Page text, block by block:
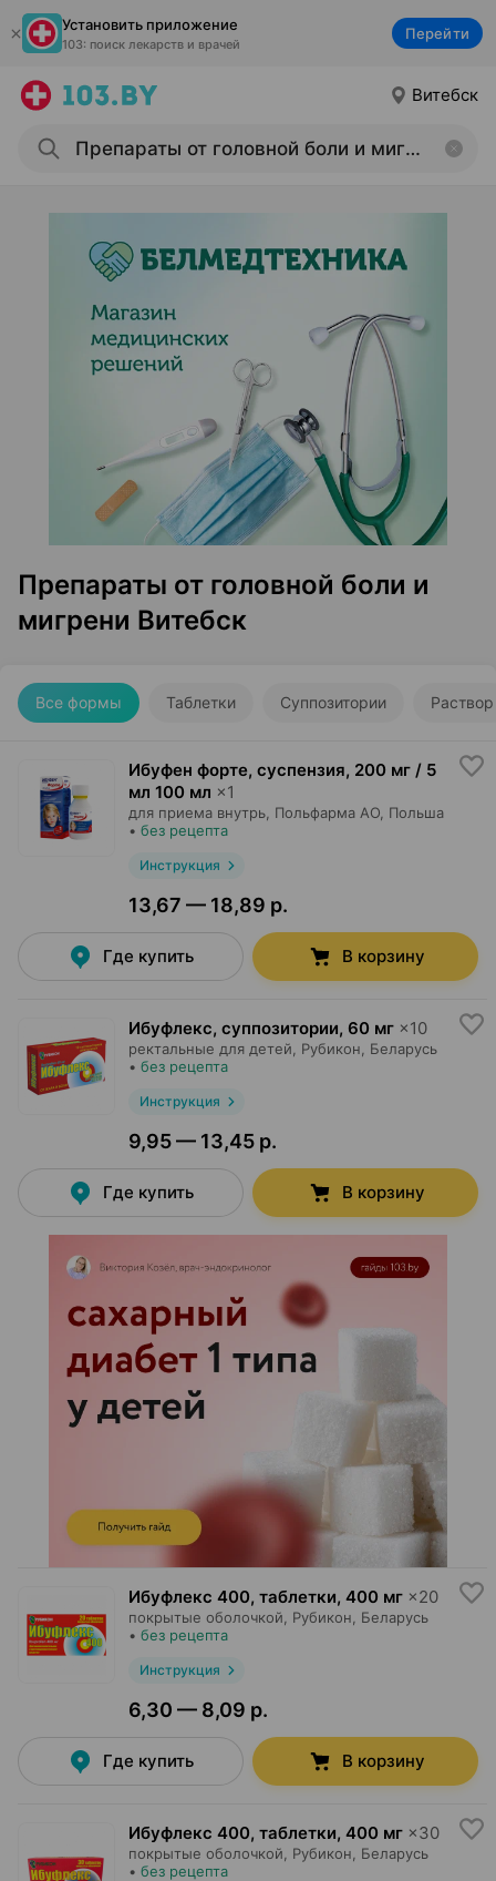
Установить приложение
103: поиск лекарств и врачей
Перейти
Витебск
Препараты от головной боли и
мигрени Витебск
Все формы Таблетки Суппозитории Раствор
Ибуфен форте, суспензия, 200 мг / 5
мл 100 мл ×1
для приема внутрь, Польфарма AO , Польша
• без рецепта
Инструкция
13,67 — 18,89 р.
Где купить В корзину
Ибуфлекс, суппозитории, 60 мг ×10
ректальные для детей, Рубикон , Беларусь
• без рецепта
Инструкция
9,95 — 13,45 р.
Где купить В корзину
Ибуфлекс 400, таблетки, 400 мг ×20
покрытые оболочкой, Рубикон , Беларусь
• без рецепта
Инструкция
6,30 — 8,09 р.
Где купить В корзину
Ибуфлекс 400, таблетки, 400 мг ×30
покрытые оболочкой, Рубикон , Беларусь
• без рецепта